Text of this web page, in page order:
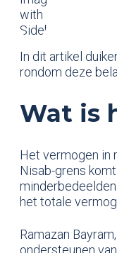
In dit artikel
rondom deze
Wat is
Het vermogen in
Nisab-grens
het totale
Ramazan
ondersteunen